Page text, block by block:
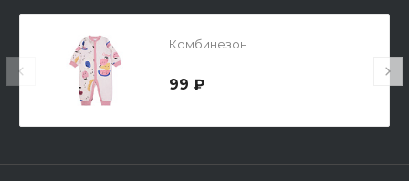
Комбинезон
99 ₽